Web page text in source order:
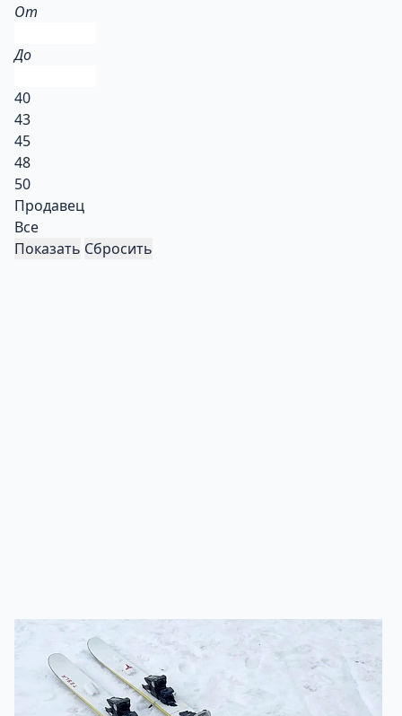
От
До
40
43
45
48
50
Продавец
Все